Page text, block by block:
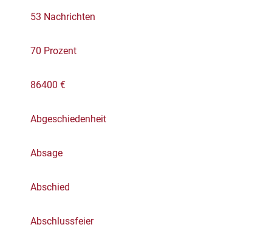
53 Nachrichten
70 Prozent
86400 €
Abgeschiedenheit
Absage
Abschied
Abschlussfeier